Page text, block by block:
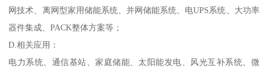
网技术、离网型家用储能系统、并网储能系统、电UPS系统、大功率
器件集成、PACK整体方案等；
D.相关应用：
电力系统、通信基站、家庭储能、太阳能发电、风光互补系统、微